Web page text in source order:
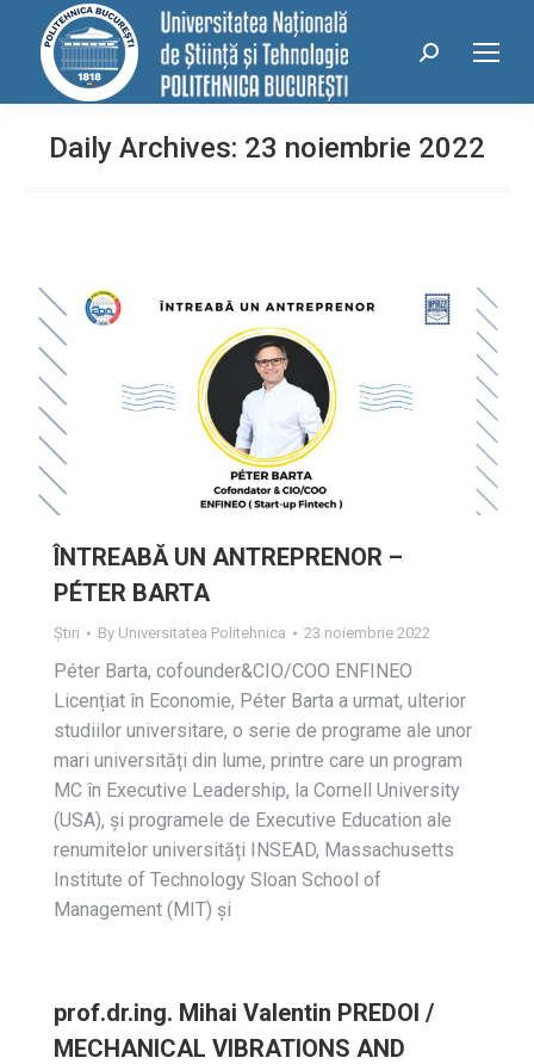
conținut
Search:
Daily Archives: 23 noiembrie 2022
ÎNTREABĂ UN ANTREPRENOR –
PÉTER BARTA
Știri By Universitatea Politehnica 23 noiembrie 2022
Péter Barta, cofounder&CIO/COO ENFINEO
Licențiat în Economie, Péter Barta a urmat, ulterior
studiilor universitare, o serie de programe ale unor
mari universități din lume, printre care un program
MC în Executive Leadership, la Cornell University
(USA), și programele de Executive Education ale
renumitelor universități INSEAD, Massachusetts
Institute of Technology Sloan School of
Management (MIT) și
prof.dr.ing. Mihai Valentin PREDOI /
MECHANICAL VIBRATIONS AND